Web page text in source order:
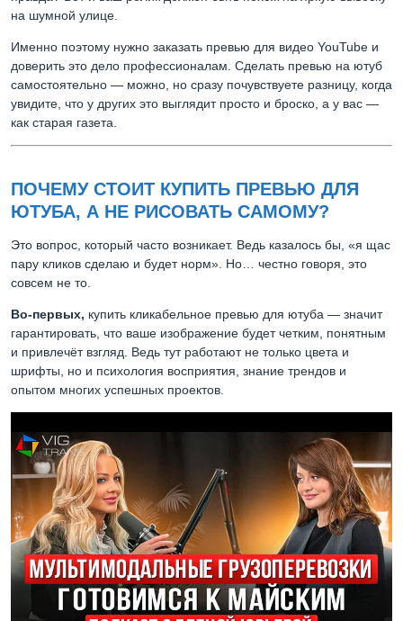
на шумной улице.
Именно поэтому нужно заказать превью для видео YouTube и
доверить это дело профессионалам. Сделать превью на ютуб
самостоятельно — можно, но сразу почувствуете разницу, когда
увидите, что у других это выглядит просто и броско, а у вас —
как старая газета.
ПОЧЕМУ СТОИТ КУПИТЬ ПРЕВЬЮ ДЛЯ
ЮТУБА, А НЕ РИСОВАТЬ САМОМУ?
Это вопрос, который часто возникает. Ведь казалось бы, «я щас
пару кликов сделаю и будет норм». Но… честно говоря, это
совсем не то.
Во-первых, купить кликабельное превью для ютуба — значит
гарантировать, что ваше изображение будет четким, понятным
и привлечёт взгляд. Ведь тут работают не только цвета и
шрифты, но и психология восприятия, знание трендов и
опытом многих успешных проектов.